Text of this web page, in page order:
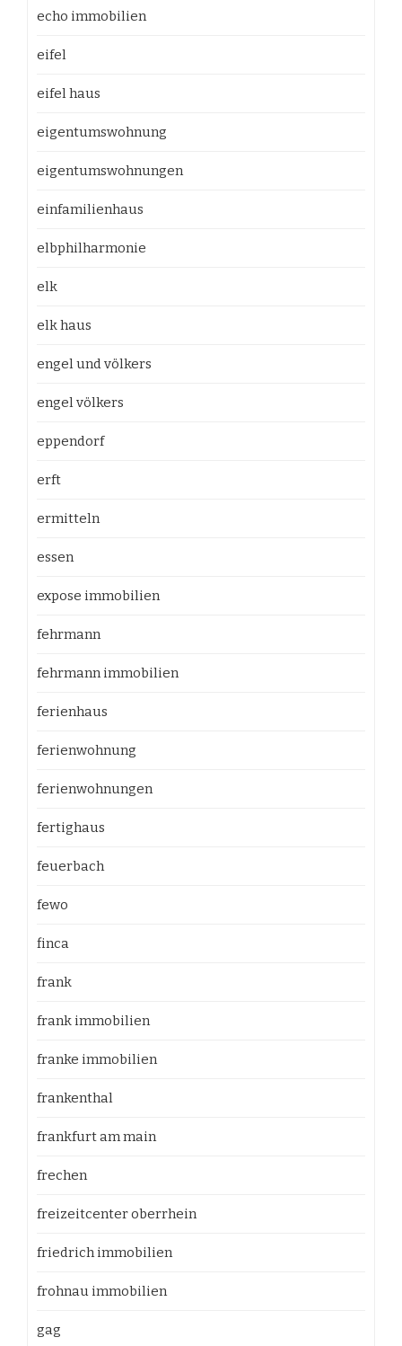
echo immobilien
eifel
eifel haus
eigentumswohnung
eigentumswohnungen
einfamilienhaus
elbphilharmonie
elk
elk haus
engel und völkers
engel völkers
eppendorf
erft
ermitteln
essen
expose immobilien
fehrmann
fehrmann immobilien
ferienhaus
ferienwohnung
ferienwohnungen
fertighaus
feuerbach
fewo
finca
frank
frank immobilien
franke immobilien
frankenthal
frankfurt am main
frechen
freizeitcenter oberrhein
friedrich immobilien
frohnau immobilien
gag